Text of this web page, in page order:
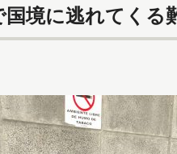
境に逃れてくる